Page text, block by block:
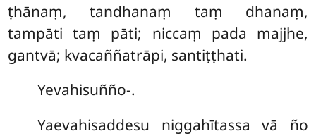
ṭhānaṃ, tandhanaṃ taṃ dhanaṃ,
tampāti taṃ pāti; niccaṃ pada majjhe,
gantvā; kvacaññatrāpi, santiṭṭhati.
Yevahisuñño-.
Yaevahisaddesu niggahītassa vā ño